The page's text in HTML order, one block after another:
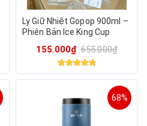
Ly Giữ Nhiệt Gopop 900ml –
Phiên Bản Ice King Cup
155.000₫ 655.000₫
68%